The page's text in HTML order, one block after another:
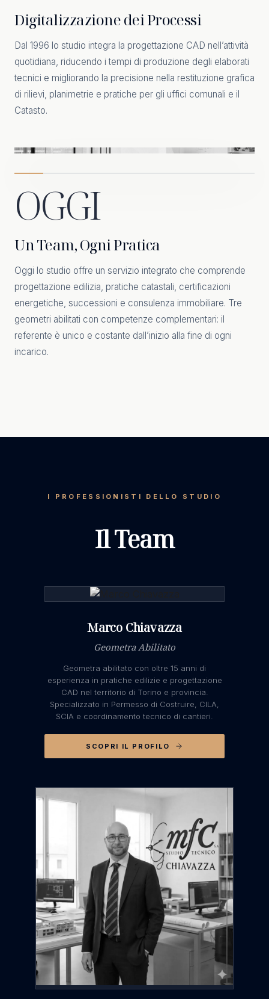
Digitalizzazione dei Processi
Dal 1996 lo studio integra la progettazione CAD nell’attività
quotidiana, riducendo i tempi di produzione degli elaborati
tecnici e migliorando la precisione nella restituzione grafica
di rilievi, planimetrie e pratiche per gli uffici comunali e il
Catasto.
OGGI
Un Team, Ogni Pratica
Oggi lo studio offre un servizio integrato che comprende
progettazione edilizia, pratiche catastali, certificazioni
energetiche, successioni e consulenza immobiliare. Tre
geometri abilitati con competenze complementari: il
referente è unico e costante dall’inizio alla fine di ogni
incarico.
I PROFESSIONISTI DELLO STUDIO
Il Team
Marco Chiavazza
Geometra Abilitato
Geometra abilitato con oltre 15 anni di
esperienza in pratiche edilizie e progettazione
CAD nel territorio di Torino e provincia.
Specializzato in Permesso di Costruire, CILA,
SCIA e coordinamento tecnico di cantieri.
SCOPRI IL PROFILO